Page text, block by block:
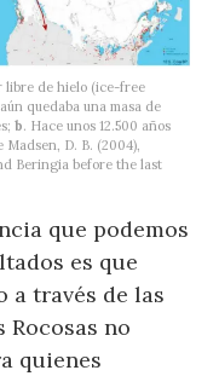
libre de hielo (ice-free
quedaba una masa de
b. Hace unos 12.500 años
Madsen, D. B. (2004),
Beringia before the last
que podemos
es que
a través de las
no
quienes